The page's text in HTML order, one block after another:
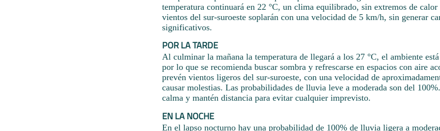
temperatura continuará en 22 °C, un clima equilibrado, sin extremos de
vientos del sur-suroeste soplarán con una velocidad de 5 km/h, sin generar
significativos.
POR LA TARDE
Al culminar la mañana la temperatura de llegará a los 27 °C, el ambiente
por lo que se recomienda buscar sombra y refrescarse en espacios con aire
prevén vientos ligeros del sur-suroeste, con una velocidad de
causar molestias. Las probabilidades de lluvia leve a moderada son del
calma y mantén distancia para evitar cualquier imprevisto.
EN LA NOCHE
En el lapso nocturno hay una probabilidad de 100% de lluvia ligera a